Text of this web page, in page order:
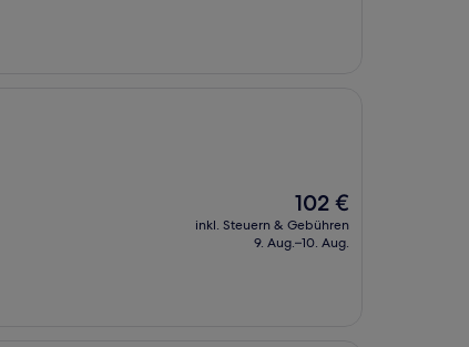
Der
Preis
beträgt
102 €
inkl. Steuern & Gebühren
9. Aug.–10. Aug.